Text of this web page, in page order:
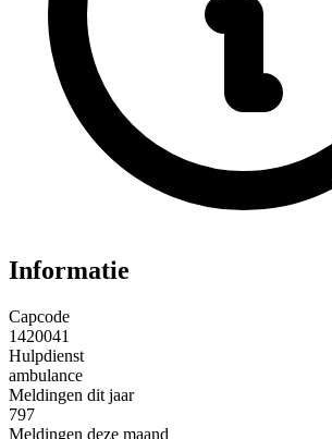
Informatie
Capcode
1420041
Hulpdienst
ambulance
Meldingen dit jaar
797
Meldingen deze maand